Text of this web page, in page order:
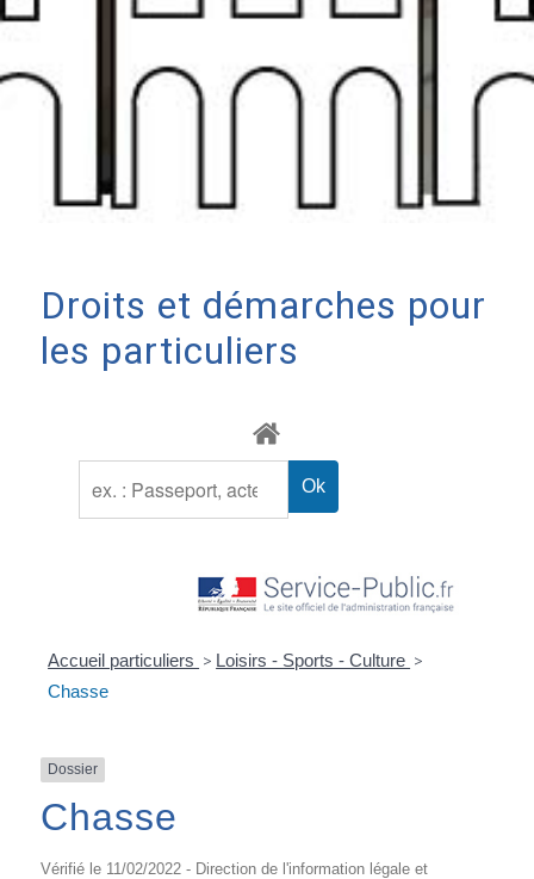
Droits et démarches pour
les particuliers
Accueil particuliers > Loisirs - Sports - Culture >
Chasse
Dossier
Chasse
Vérifié le 11/02/2022 - Direction de l'information légale et